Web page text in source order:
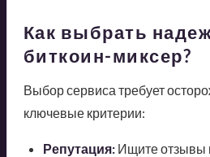
Как выбрать
биткоин-миксер?
Выбор сервиса требует
ключевые критерии:
Репутация:Ищите отзывы